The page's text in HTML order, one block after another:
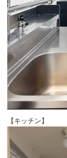
【キッチン】